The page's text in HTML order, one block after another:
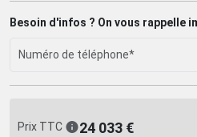
Besoin d'infos ? On vous rappelle
Prix TTC 24 033 €